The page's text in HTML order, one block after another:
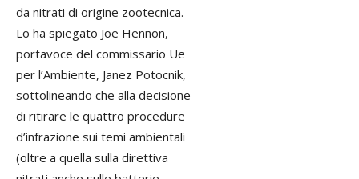
da nitrati di origine zootecnica.
Lo ha spiegato Joe Hennon,
portavoce del commissario Ue
per l’Ambiente, Janez Potocnik,
sottolineando che alla decisione
di ritirare le quattro procedure
d’infrazione sui temi ambientali
(oltre a quella sulla direttiva